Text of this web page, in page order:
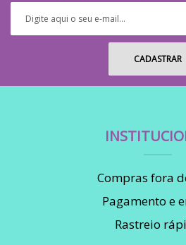
Compras fora
Pagamento e
Rastreio